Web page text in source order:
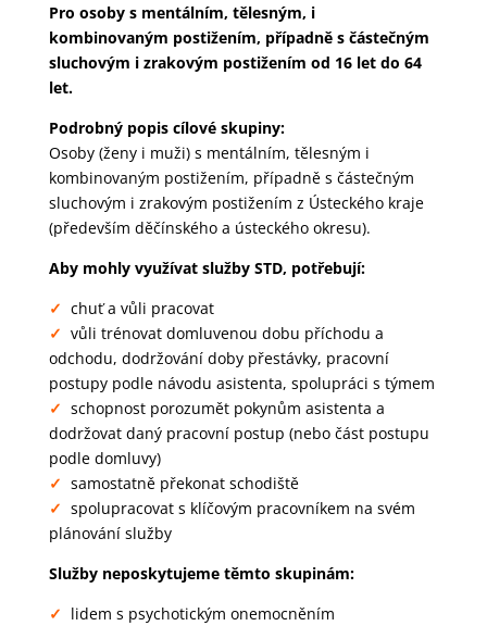
Pro osoby s mentálním, tělesným, i
kombinovaným postižením, případně s částečným
sluchovým i zrakovým postižením od 16 let do 64
let.
Podrobný popis cílové skupiny:
Osoby (ženy i muži) s mentálním, tělesným i
kombinovaným postižením, případně s částečným
sluchovým i zrakovým postižením z Ústeckého kraje
(především děčínského a ústeckého okresu).
Aby mohly využívat služby STD, potřebují:
✓ chuť a vůli pracovat
✓ vůli trénovat domluvenou dobu příchodu a
odchodu, dodržování doby přestávky, pracovní
postupy podle návodu asistenta, spolupráci s týmem
✓ schopnost porozumět pokynům asistenta a
dodržovat daný pracovní postup (nebo část postupu
podle domluvy)
✓ samostatně překonat schodiště
✓ spolupracovat s klíčovým pracovníkem na svém
plánování služby
Služby neposkytujeme těmto skupinám:
✓ lidem s psychotickým onemocněním